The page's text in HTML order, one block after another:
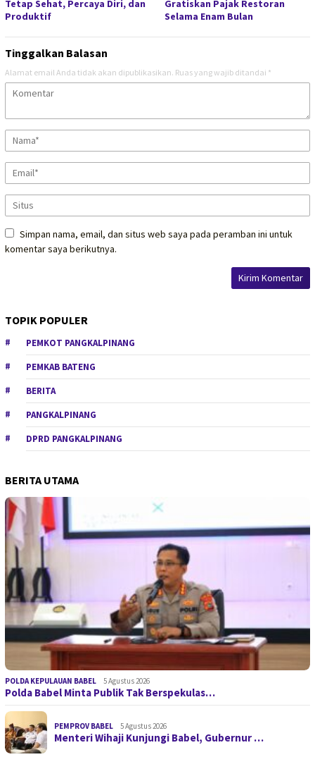
Tetap Sehat, Percaya Diri, dan
Produktif
Gratiskan Pajak Restoran
Selama Enam Bulan
Tinggalkan Balasan
Alamat email Anda tidak akan dipublikasikan. Ruas yang wajib ditandai *
Simpan nama, email, dan situs web saya pada peramban ini untuk
komentar saya berikutnya.
TOPIK POPULER
PEMKOT PANGKALPINANG
PEMKAB BATENG
BERITA
PANGKALPINANG
DPRD PANGKALPINANG
BERITA UTAMA
POLDA KEPULAUAN BABEL 5 Agustus 2026
Polda Babel Minta Publik Tak Berspekulas…
PEMPROV BABEL 5 Agustus 2026
Menteri Wihaji Kunjungi Babel, Gubernur …